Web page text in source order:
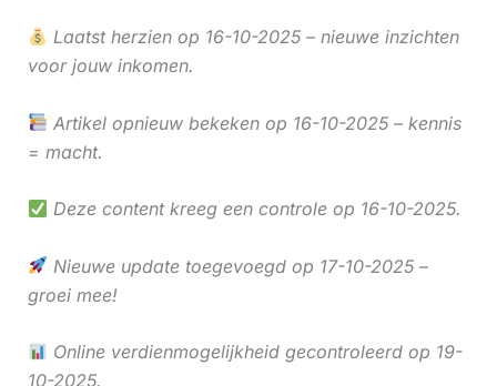
Laatst herzien op 16-10-2025 – nieuwe inzichten
voor jouw inkomen.
Artikel opnieuw bekeken op 16-10-2025 – kennis
= macht.
Deze content kreeg een controle op 16-10-2025.
Nieuwe update toegevoegd op 17-10-2025 –
groei mee!
Online verdienmogelijkheid gecontroleerd op 19-
10-2025.